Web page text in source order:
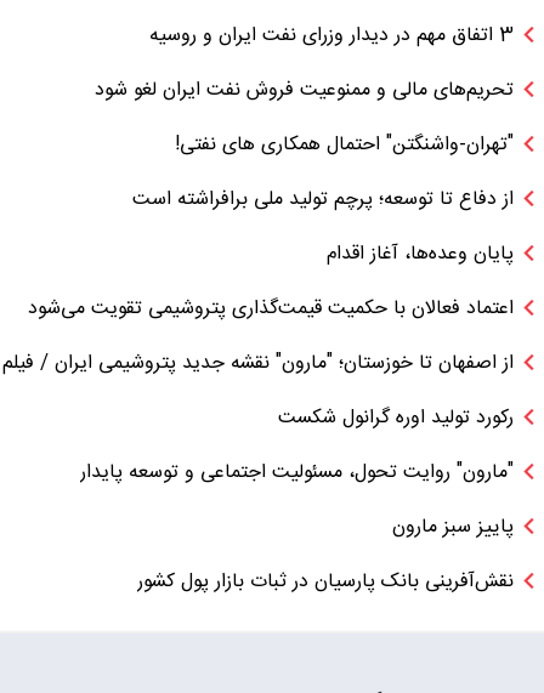
3 اتفاق مهم در دیدار وزرای نفت ایران و روسیه
تحریم‌های مالی و ممنوعیت فروش نفت ایران لغو شود
"تهران-واشنگتن" احتمال همکاری های نفتی!
از دفاع تا توسعه؛ پرچم تولید ملی برافراشته است
پایان وعده‌ها، آغاز اقدام
اعتماد فعالان با حکمیت قیمت‌گذاری پتروشیمی تقویت می‌شود
از اصفهان تا خوزستان؛ "مارون" نقشه جدید پتروشیمی ایران / فیلم
رکورد تولید اوره گرانول شکست
"مارون" روایت تحول، مسئولیت اجتماعی و توسعه پایدار
پاییز سبز مارون
نقش‌آفرینی بانک پارسیان در ثبات بازار پول کشور